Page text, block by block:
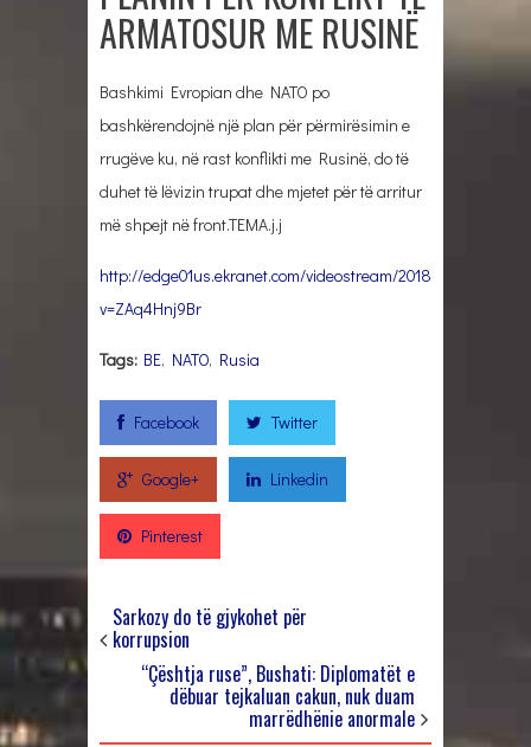
ARMATOSUR ME RUSINË
Bashkimi Evropian dhe NATO po
bashkërendojnë një plan për përmirësimin e
rrugëve ku, në rast konflikti me Rusinë, do të
duhet të lëvizin trupat dhe mjetet për të arritur
më shpejt në front.TEMA.j.j
http://edge01us.ekranet.com/videostream/2018/02/
v=ZAq4Hnj9Br
Tags: BE, NATO, Rusia
Facebook Twitter
Google+ Linkedin
Pinterest
Sarkozy do të gjykohet për
korrupsion
“Çështja ruse”, Bushati: Diplomatët e
dëbuar tejkaluan cakun, nuk duam
marrëdhënie anormale